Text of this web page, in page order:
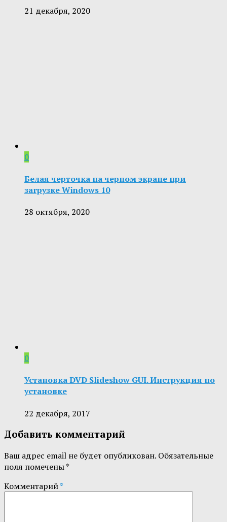
21 декабря, 2020
0
Белая черточка на черном экране при
загрузке Windows 10
28 октября, 2020
0
Установка DVD Slideshow GUI. Инструкция по
установке
22 декабря, 2017
Добавить комментарий
Ваш адрес email не будет опубликован. Обязательные
поля помечены*
Комментарий*